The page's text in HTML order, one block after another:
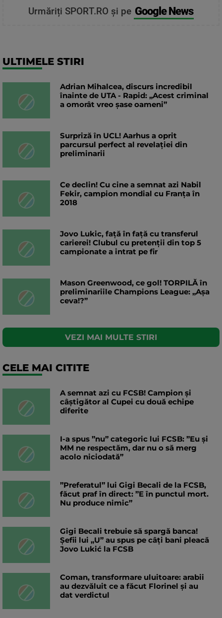
Urmăriți SPORT.RO și pe Google News
ULTIMELE STIRI
Adrian Mihalcea, discurs incredibil
înainte de UTA - Rapid: „Acest criminal
a omorât vreo șase oameni”
Surpriză în UCL! Aarhus a oprit
parcursul perfect al revelației din
preliminarii
Ce declin! Cu cine a semnat azi Nabil
Fekir, campion mondial cu Franța în
2018
Jovo Lukic, față în față cu transferul
carierei! Clubul cu pretenții din top 5
campionate a intrat pe fir
Mason Greenwood, ce gol! TORPILĂ în
preliminariile Champions League: „Așa
ceva!?”
VEZI MAI MULTE STIRI
CELE MAI CITITE
A semnat azi cu FCSB! Campion și
câștigător al Cupei cu două echipe
diferite
I-a spus ”nu” categoric lui FCSB: ”Eu și
MM ne respectăm, dar nu o să merg
acolo niciodată”
”Preferatul” lui Gigi Becali de la FCSB,
făcut praf în direct: ”E în punctul mort.
Nu produce nimic”
Gigi Becali trebuie să spargă banca!
Șefii lui „U” au spus pe câți bani pleacă
Jovo Lukić la FCSB
Coman, transformare uluitoare: arabii
au dezvăluit ce a făcut Florinel și au
dat verdictul